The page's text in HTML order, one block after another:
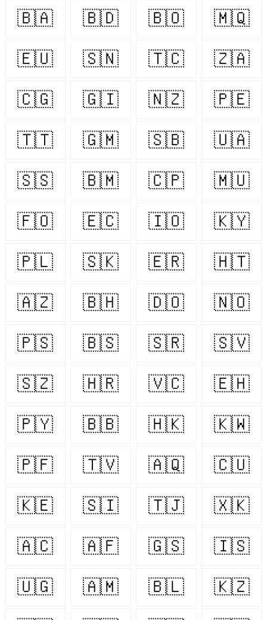
🇧🇦 🇧🇩 🇧🇴 🇲🇶
🇪🇺 🇸🇳 🇹🇨 🇿🇦
🇨🇬 🇬🇮 🇳🇿 🇵🇪
🇹🇹 🇬🇲 🇸🇧 🇺🇦
🇸🇸 🇧🇲 🇨🇵 🇲🇺
🇫🇴 🇪🇨 🇮🇴 🇰🇾
🇵🇱 🇸🇰 🇪🇷 🇭🇹
🇦🇿 🇧🇭 🇩🇴 🇳🇴
🇵🇸 🇧🇸 🇸🇷 🇸🇻
🇸🇿 🇭🇷 🇻🇨 🇪🇭
🇵🇾 🇧🇧 🇭🇰 🇰🇼
🇵🇫 🇹🇻 🇦🇶 🇨🇺
🇰🇪 🇸🇮 🇹🇯 🇽🇰
🇦🇨 🇦🇫 🇬🇸 🇮🇸
🇺🇬 🇦🇲 🇧🇱 🇰🇿